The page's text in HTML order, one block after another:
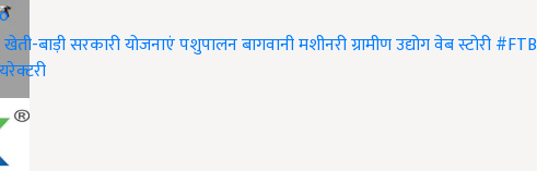
खेती-बाड़ीसरकारी योजनाएंपशुपालनबागवानीमशीनरीग्रामीण उद्योगवेब स्टोरी#FTB